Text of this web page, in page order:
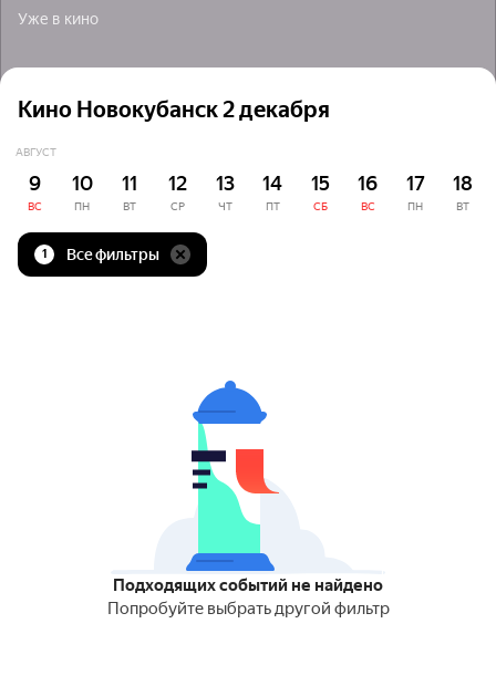
Уже в кино
Кино Новокубанск 2 декабря
АВГУСТ
9
ВС
10
ПН
11
ВТ
12
СР
13
ЧТ
14
ПТ
15
СБ
16
ВС
17
ПН
18
ВТ
1 Все фильтры
Подходящих событий не найдено
Попробуйте выбрать другой фильтр